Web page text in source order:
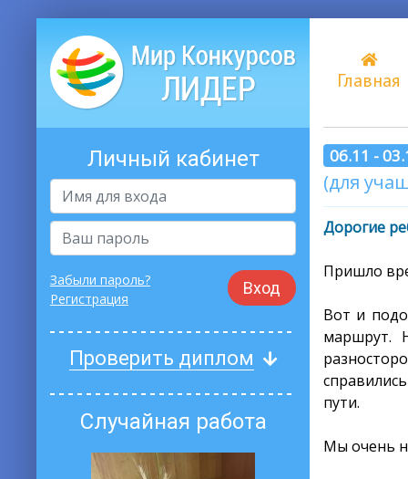
Главная
Личный кабинет
Вход
Забыли пароль?
Регистрация
Проверить диплом
Случайная работа
06.11 -
(для
Дорогие
Пришло
Вот и
маршрут.
пути.
Мы очень